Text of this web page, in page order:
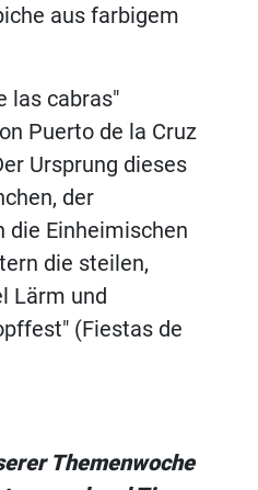
aus farbigem
las cabras"
Puerto de la Cruz
Ursprung dieses
der
die Einheimischen
die steilen,
Lärm und
(Fiestas de
Themenwoche